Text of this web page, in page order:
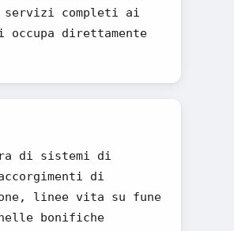
servizi completi ai
direttamente
di sistemi di
di
linee vita su fune
bonifiche